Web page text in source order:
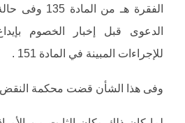
الفقرة هـ من
الدعوى قبل إخبار الخصوم
للإجراءات المبينة في المادة 151 .
وفى هذا الشأن قضت محكمة النقض